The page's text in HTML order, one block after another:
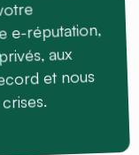
e-réputation,
aux
et nous